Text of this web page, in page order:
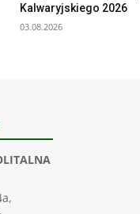
Kalwaryjskiego 2026
03.08.2026